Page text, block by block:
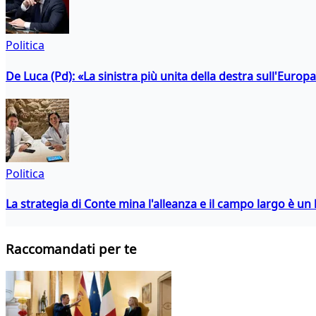
Politica
De Luca (Pd): «La sinistra più unita della destra
Politica
La strategia di Conte mina l'alleanza e il campo largo è
Raccomandati per te